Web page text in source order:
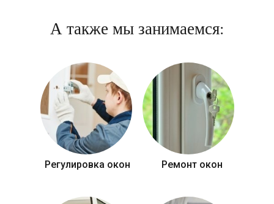
А также мы занимаемся:
Регулировка окон Ремонт окон